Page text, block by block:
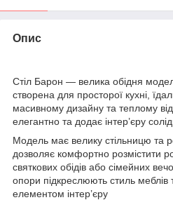
Опис
Стіл Барон — велика обідня
створена для просторої кухні,
масивному дизайну та теплому
елегантно та додає інтер’єру
Модель має велику стільницю та
дозволяє комфортно розмістити
святкових обідів або сімейних
опори підкреслюють стиль меблів
елементом інтер’єру